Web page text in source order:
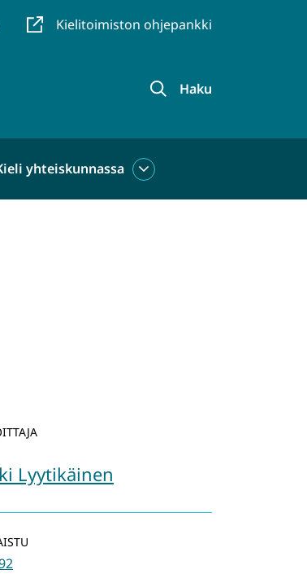
Kielitoimiston ohjepankki
Haku
yhteiskunnassa
Kieli
Lyytikäinen